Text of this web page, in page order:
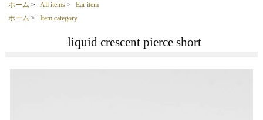
ホーム > All items >
Ear item
ホーム > Item category
liquid crescent pierce short